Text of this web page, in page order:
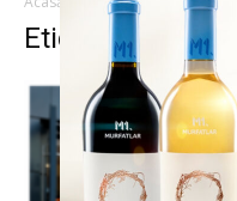
Etichetă: